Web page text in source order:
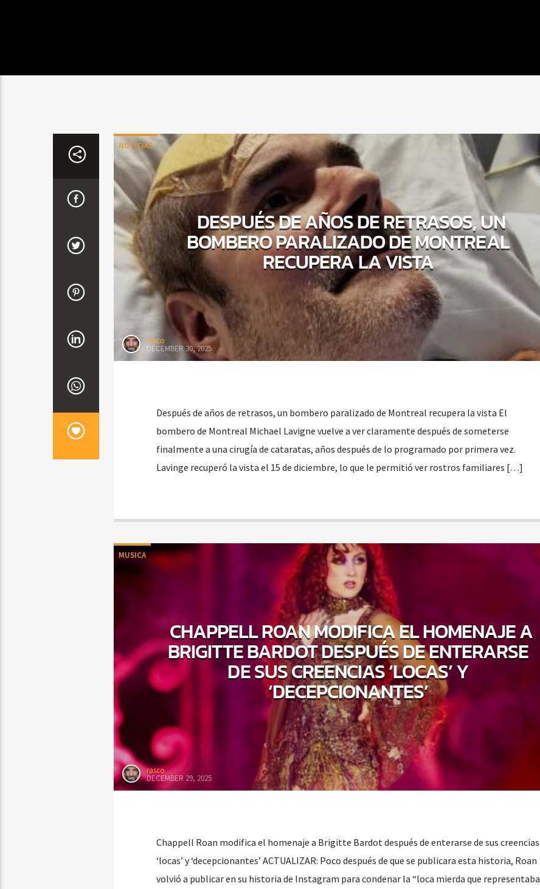
NOTICIAS
DESPUÉS DE AÑOS DE RETRASOS, UN
BOMBERO PARALIZADO DE MONTREAL
RECUPERA LA VISTA
rasco
DECEMBER 30, 2025
Después de años de retrasos, un bombero paralizado de Montreal recupera la vista El
bombero de Montreal Michael Lavigne vuelve a ver claramente después de someterse
finalmente a una cirugía de cataratas, años después de lo programado por primera vez.
Lavinge recuperó la vista el 15 de diciembre, lo que le permitió ver rostros familiares […]
MUSICA
CHAPPELL ROAN MODIFICA EL HOMENAJE A
BRIGITTE BARDOT DESPUÉS DE ENTERARSE
DE SUS CREENCIAS ‘LOCAS’ Y
‘DECEPCIONANTES’
rasco
DECEMBER 29, 2025
Chappell Roan modifica el homenaje a Brigitte Bardot después de enterarse de sus creencias
‘locas’ y ‘decepcionantes’ ACTUALIZAR: Poco después de que se publicara esta historia, Roan
volvió a publicar en su historia de Instagram para condenar la “loca mierda que representaba